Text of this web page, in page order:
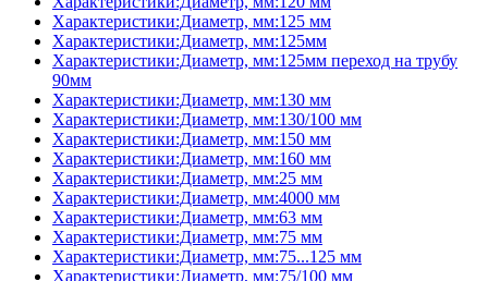
Характеристики:Диаметр, мм:125 мм
Характеристики:Диаметр, мм:125мм
Характеристики:Диаметр, мм:125мм переход на трубу
90мм
Характеристики:Диаметр, мм:130 мм
Характеристики:Диаметр, мм:130/100 мм
Характеристики:Диаметр, мм:150 мм
Характеристики:Диаметр, мм:160 мм
Характеристики:Диаметр, мм:25 мм
Характеристики:Диаметр, мм:4000 мм
Характеристики:Диаметр, мм:63 мм
Характеристики:Диаметр, мм:75 мм
Характеристики:Диаметр, мм:75...125 мм
Характеристики:Диаметр, мм:75/100 мм